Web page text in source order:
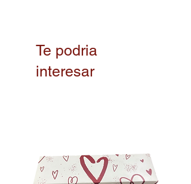
Te podria
interesar